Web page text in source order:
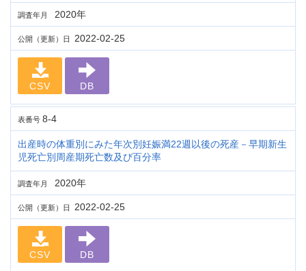
調査年月 2020年
公開（更新）日 2022-02-25
CSV DB
表番号 8-4
出産時の体重別にみた年次別妊娠満22週以後の死産－早期新生
児死亡別周産期死亡数及び百分率
調査年月 2020年
公開（更新）日 2022-02-25
CSV DB